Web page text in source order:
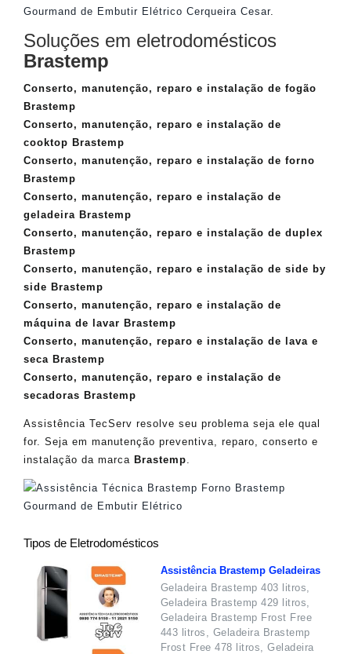
Gourmand de Embutir Elétrico Cerqueira Cesar.
Soluções em eletrodomésticos
Brastemp
Conserto, manutenção, reparo e instalação de fogão
Brastemp
Conserto, manutenção, reparo e instalação de
cooktop Brastemp
Conserto, manutenção, reparo e instalação de forno
Brastemp
Conserto, manutenção, reparo e instalação de
geladeira Brastemp
Conserto, manutenção, reparo e instalação de duplex
Brastemp
Conserto, manutenção, reparo e instalação de side by
side Brastemp
Conserto, manutenção, reparo e instalação de
máquina de lavar Brastemp
Conserto, manutenção, reparo e instalação de lava e
seca Brastemp
Conserto, manutenção, reparo e instalação de
secadoras Brastemp
Assistência TecServ resolve seu problema seja ele qual
for. Seja em manutenção preventiva, reparo, conserto e
instalação da marca Brastemp
Tipos de Eletrodomésticos
Assistência Brastemp Geladeiras
Geladeira Brastemp 403 litros,
Geladeira Brastemp 429 litros,
Geladeira Brastemp Frost Free
443 litros, Geladeira Brastemp
Frost Free 478 litros, Geladeira